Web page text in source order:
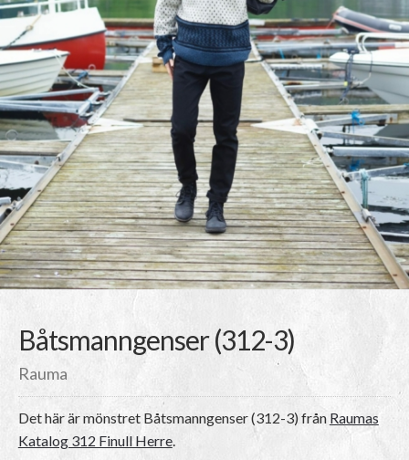
Båtsmanngenser (312-3)
Rauma
Det här är mönstret Båtsmanngenser (312-3)från Raumas
Katalog 312 Finull Herre.